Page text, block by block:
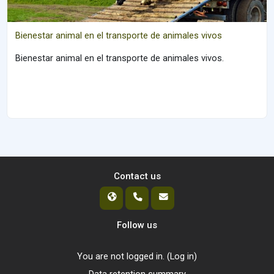
Bienestar animal en el transporte de animales vivos
Bienestar animal en el transporte de animales vivos.
Contact us
Follow us
You are not logged in. (Log in)